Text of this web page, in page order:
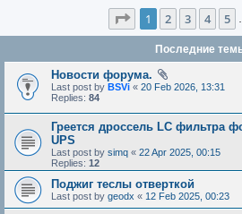
Page 1of 10
1 2 3 4 5
Последние
Новости форума.
Last post by BSVi « 20 Feb 2026, 13:31
Replies: 84
Греется дроссель LC фильтра
UPS
Last post by simq « 22 Apr 2025, 00:15
Replies: 12
Поджиг теслы отверткой
Last post by geodx « 12 Feb 2025, 00:23